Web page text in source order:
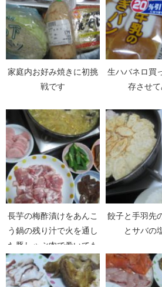
家庭内お好み焼きに初挑
戦です
生ハバネロ買
存させて
長芋の梅酢漬けをあんこ
う鍋の残り汁で火を通し
た豚しゃぶ肉で巻いても
ぐもぐ
餃子と手羽先
とサバの